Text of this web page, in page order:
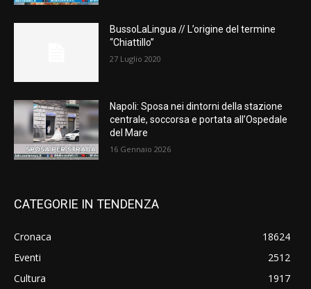
BussoLaLingua // L’origine del termine
“Chiattillo”
27 Luglio 2020
Napoli: Sposa nei dintorni della stazione
centrale, soccorsa e portata all’Ospedale
del Mare
16 Gennaio 2026
CATEGORIE IN TENDENZA
Cronaca
18624
Eventi
2512
Cultura
1917